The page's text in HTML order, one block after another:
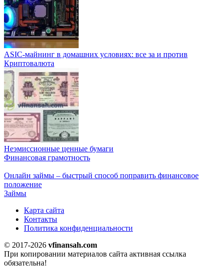
ASIC-майнинг в домашних условиях: все за и против
Криптовалюта
Неэмиссионные ценные бумаги
Финансовая грамотность
Онлайн займы – быстрый способ поправить финансовое
положение
Займы
Карта сайта
Контакты
Политика конфиденциальности
© 2017-2026 vfinansah.com
При копировании материалов сайта активная ссылка
обязательна!